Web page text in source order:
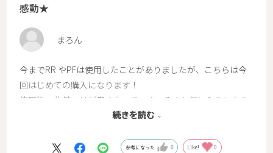
感動★
まろん
今までRR やPFは使用したことがありましたが、こちらは今
回はじめての購入になります！
使用後、化粧ノリが良くなって、さっそくお気に入りになり
りRR、PFを使用しながら併用してこちらも使用したいと思
続きを読む
参考になった 0 Like! 0